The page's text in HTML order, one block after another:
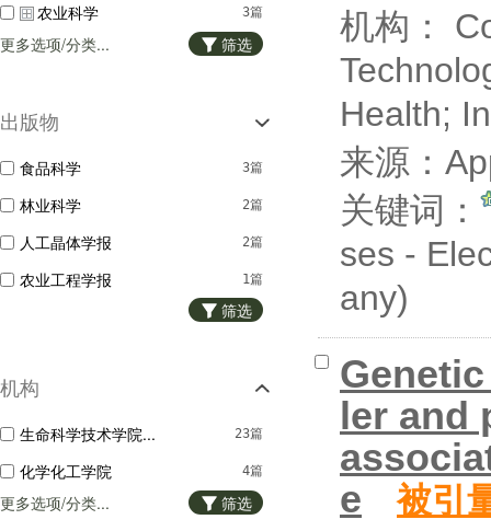
3篇
农业科学
更多选项/分类...
筛选
出版物
3篇
食品科学
2篇
林业科学
2篇
人工晶体学报
1篇
农业工程学报
1篇
筛选
机构
23篇
生命科学技术学院...
4篇
化学化工学院
更多选项/分类...
筛选
机构：
Health;
来源：
关键词：
ses -
any)
ler and
e
被引